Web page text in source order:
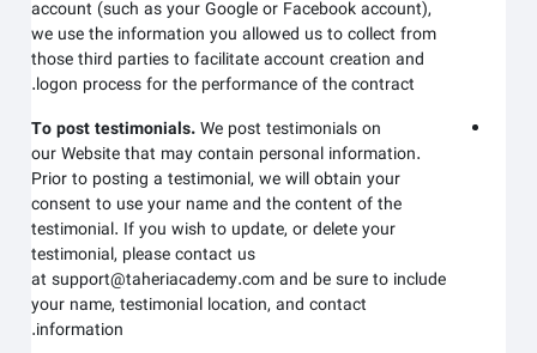
account (such as your Google or Facebook account),
we use the information you allowed us to collect from
those third parties to facilitate account creation and
logon process for the performance of the contract.
To post testimonials.We post testimonials on
ourWebsitethat may contain personal information.
Prior to posting a testimonial, we will obtain your
consent to use your name and the content of the
testimonial. If you wish to update, or delete your
testimonial, please contact us
atsupport@taheriacademy.comand be sure to include
your name, testimonial location, and contact
information.